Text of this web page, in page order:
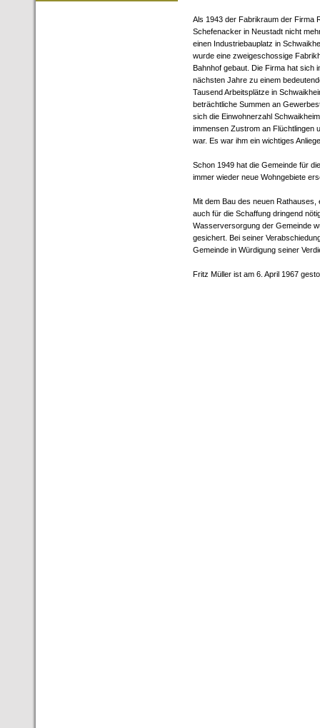
Als 1943 der Fabrikraum der Firma
Schefenacker in Neustadt nicht
einen Industriebauplatz in
wurde eine zweigeschossige
Bahnhof gebaut. Die Firma hat sich
nächsten Jahre zu einem
Tausend Arbeitsplätze in
beträchtliche Summen an
sich die Einwohnerzahl
immensen Zustrom an Flüchtlingen
war. Es war ihm ein wichtiges
Schon 1949 hat die Gemeinde für
immer wieder neue Wohngebiete
Mit dem Bau des neuen
auch für die Schaffung dringend
Wasserversorgung der Gemeinde
gesichert. Bei seiner
Gemeinde in Würdigung seiner
Fritz Müller ist am 6. April 1967